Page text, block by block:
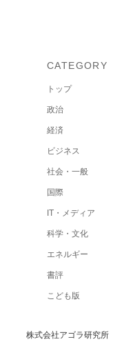
CATEGORY
トップ
政治
経済
ビジネス
社会・一般
国際
IT・メディア
科学・文化
エネルギー
書評
こども版
株式会社アゴラ研究所